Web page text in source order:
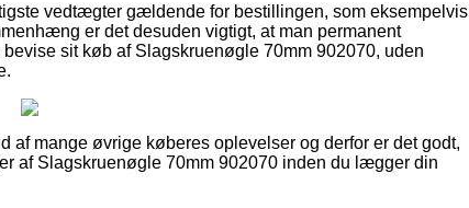
vedtægter gældende for bestillingen, som eksempelvis
er det desuden vigtigt, at man permanent
sit køb af Slagskruenøgle 70mm 902070, uden
af mange øvrige køberes oplevelser og derfor er det godt,
af Slagskruenøgle 70mm 902070 inden du lægger din